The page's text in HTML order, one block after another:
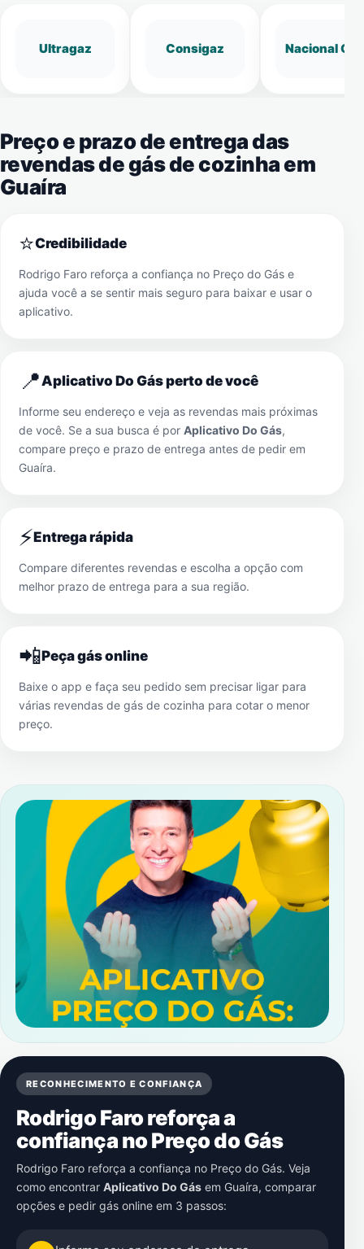
Ultragaz Consigaz Nacional Gás
Preço e prazo de entrega das
revendas de gás de cozinha em
Guaíra
⭐Credibilidade
Rodrigo Faro reforça a confiança no Preço do Gás e
ajuda você a se sentir mais seguro para baixar e usar o
aplicativo.
📍Aplicativo Do Gás perto de você
Informe seu endereço e veja as revendas mais próximas
de você. Se a sua busca é por Aplicativo Do Gás,
compare preço e prazo de entrega antes de pedir em
Guaíra.
⚡Entrega rápida
Compare diferentes revendas e escolha a opção com
melhor prazo de entrega para a sua região.
📲Peça gás online
Baixe o app e faça seu pedido sem precisar ligar para
várias revendas de gás de cozinha para cotar o menor
preço.
RECONHECIMENTO E CONFIANÇA
Rodrigo Faro reforça a
confiança no Preço do Gás
Rodrigo Faro reforça a confiança no Preço do Gás. Veja
como encontrar Aplicativo Do Gás em Guaíra, comparar
opções e pedir gás online em 3 passos: